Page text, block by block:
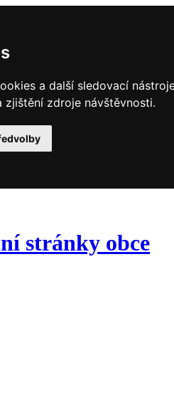
a další sledovací
zdroje návštěvnosti.
stránky obce